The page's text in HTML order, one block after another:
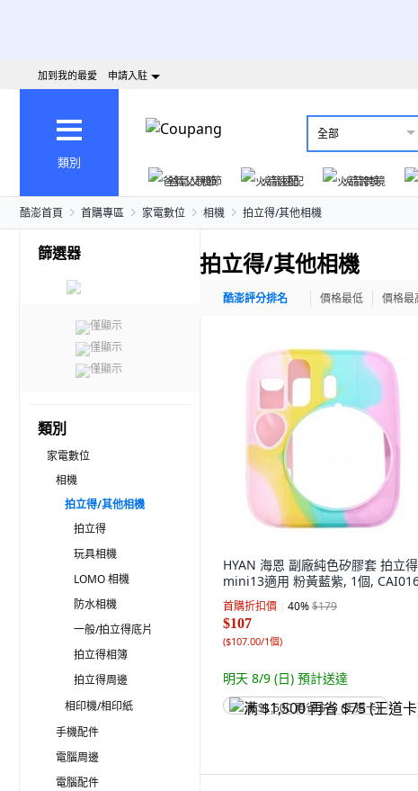
加到我的最愛 申請入駐
類別
全部
爸氣父親節
火箭速配 火箭跨境
酷澎首頁 首購專區 家電數位 相機 拍立得/其他相機
篩選器
僅顯示
僅顯示
僅顯示
類別
家電數位
相機
拍立得/其他相機
拍立得
玩具相機
LOMO 相機
防水相機
一般/拍立得底片
拍立得相簿
拍立得周邊
相印機/相印紙
手機配件
電腦周邊
電腦配件
拍立得/其他相機
酷澎評分排名 價格最低 價格最
HYAN 海恩 副廠純色矽膠套 拍立得
mini13適用 粉黃藍紫, 1個,
首購折扣價 40%$179
$107
($107.00/1個)
明天 8/9 (日) 預計送達
满 $1,500 再省 $75 (王道卡)